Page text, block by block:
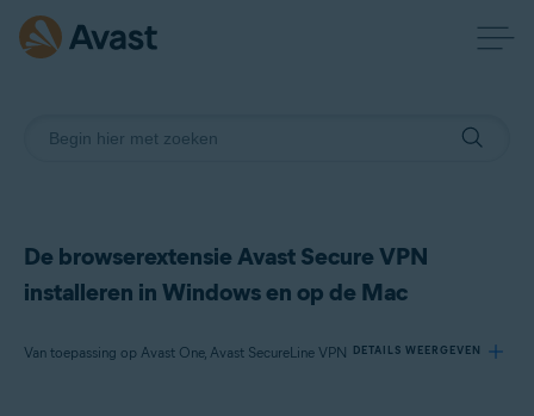
De browserextensie Avast Secure VPN
installeren in Windows en op de Mac
Van toepassing op Avast One, Avast SecureLine VPN DETAILS WEERGEVEN